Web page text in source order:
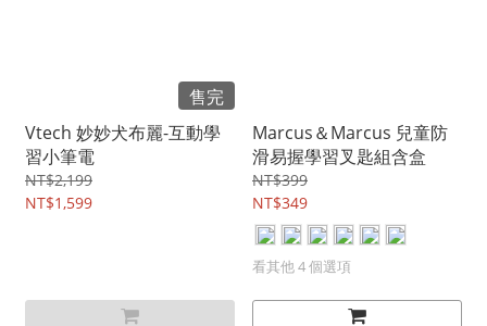
售完
Vtech 妙妙犬布麗-互動學
習小筆電
NT$2,199
NT$1,599
Marcus＆Marcus 兒童防
滑易握學習叉匙組含盒
NT$399
NT$349
看其他 4 個選項